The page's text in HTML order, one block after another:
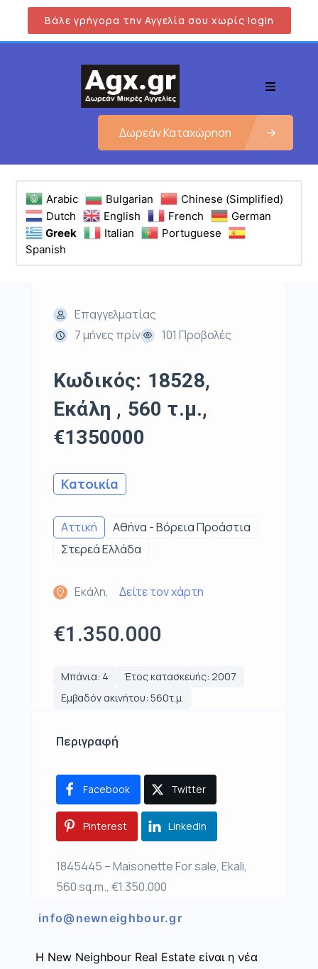
Βάλε γρήγορα την Αγγελία σου χωρίς login
Δωρεάν Καταχώρηση
Arabic Bulgarian
Chinese (Simplified)
Dutch
English French
German
Greek
Italian
Portuguese
Spanish
Επαγγελματίας
7 μήνες πρίν
101 Προβολές
Κωδικός: 18528,
Εκάλη , 560 τ.μ.,
€1350000
Κατοικία
Αττική
Αθήνα - Βόρεια Προάστια
Στερεά Ελλάδα
Εκάλη, Δείτε τον χάρτη
€1.350.000
Μπάνια: 4
Έτος κατασκευής: 2007
Εμβαδόν ακινήτου: 560τ.μ.
Περιγραφή
Facebook Twitter
Pinterest LinkedIn
1845445 – Maisonette For sale, Ekali,
560 sq.m., €1.350.000
info@newneighbour.gr
Η New Neighbour Real Estate είναι η νέα